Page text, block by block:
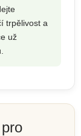
trpělivost a
už